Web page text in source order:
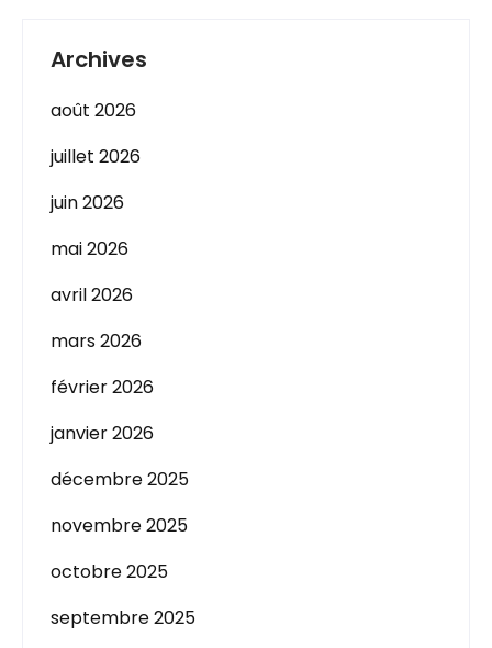
Archives
août 2026
juillet 2026
juin 2026
mai 2026
avril 2026
mars 2026
février 2026
janvier 2026
décembre 2025
novembre 2025
octobre 2025
septembre 2025